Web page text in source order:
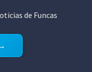
de Funcas